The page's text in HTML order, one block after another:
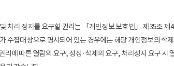
처리 정지를 요구할 권리는 「개인정보 보호법」 제35조 제
수집대상으로 명시되어 있는 경우에는 해당 개인정보의 삭
에 따른 열람의 요구, 정정·삭제의 요구, 처리정지 요구 시